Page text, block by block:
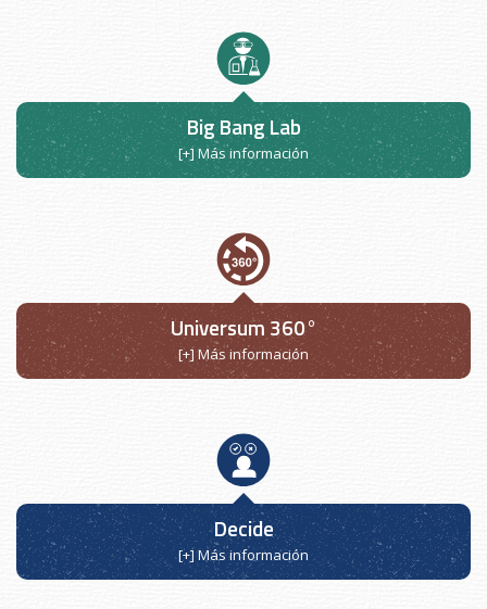
Big Bang Lab
[+] Más información
Universum 360°
[+] Más información
Decide
[+] Más información